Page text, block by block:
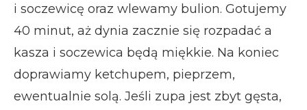
i soczewicę oraz wlewamy bulion. Gotujemy
40 minut, aż dynia zacznie się rozpadać a
kasza i soczewica będą miękkie. Na koniec
doprawiamy ketchupem, pieprzem,
ewentualnie solą. Jeśli zupa jest zbyt gęsta,